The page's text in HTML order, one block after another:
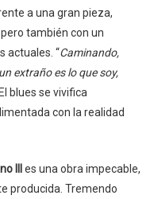
a una gran pieza,
también con un
actuales. “Caminando,
extraño es lo que soy,
blues se vivifica
con la realidad
III
es una obra impecable,
producida. Tremendo